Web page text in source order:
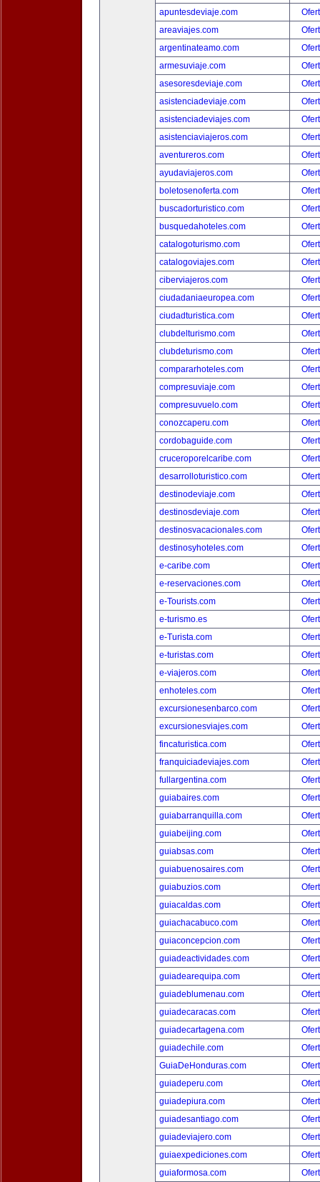
apuntesdeviaje.com
areaviajes.com
argentinateamo.com
armesuviaje.com
asesoresdeviaje.com
asistenciadeviaje.com
asistenciadeviajes.com
asistenciaviajeros.com
aventureros.com
ayudaviajeros.com
boletosenoferta.com
buscadorturistico.com
busquedahoteles.com
catalogoturismo.com
catalogoviajes.com
ciberviajeros.com
ciudadaniaeuropea.com
ciudadturistica.com
clubdelturismo.com
clubdeturismo.com
compararhoteles.com
compresuviaje.com
compresuvuelo.com
conozcaperu.com
cordobaguide.com
cruceroporelcaribe.com
desarrolloturistico.com
destinodeviaje.com
destinosdeviaje.com
destinosvacacionales.com
destinosyhoteles.com
e-caribe.com
e-reservaciones.com
e-Tourists.com
e-turismo.es
e-Turista.com
e-turistas.com
e-viajeros.com
enhoteles.com
excursionesenbarco.com
excursionesviajes.com
fincaturistica.com
franquiciadeviajes.com
fullargentina.com
guiabaires.com
guiabarranquilla.com
guiabeijing.com
guiabsas.com
guiabuenosaires.com
guiabuzios.com
guiacaldas.com
guiachacabuco.com
guiaconcepcion.com
guiadeactividades.com
guiadearequipa.com
guiadeblumenau.com
guiadecaracas.com
guiadecartagena.com
guiadechile.com
GuiaDeHonduras.com
guiadeperu.com
guiadepiura.com
guiadesantiago.com
guiadeviajero.com
guiaexpediciones.com
guiaformosa.com